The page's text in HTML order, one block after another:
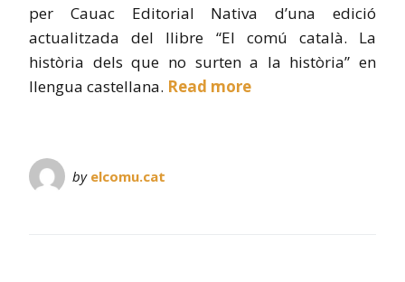
per Cauac Editorial Nativa d’una edició
actualitzada del llibre “El comú català. La
història dels que no surten a la història” en
llengua castellana. Read more
by elcomu.cat